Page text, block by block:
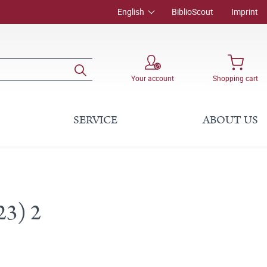
English BiblioScout Imprint
Your account Shopping cart
SERVICE ABOUT US
2